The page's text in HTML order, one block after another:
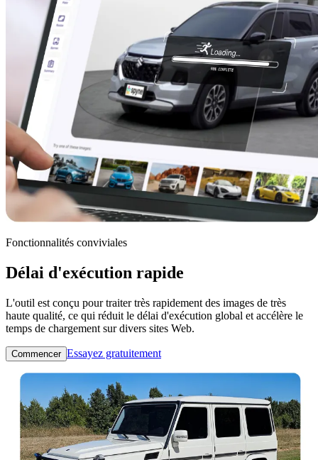
Fonctionnalités conviviales
Délai d'exécution rapide
L'outil est conçu pour traiter très rapidement des images de très
haute qualité, ce qui réduit le délai d'exécution global et accélère le
temps de chargement sur divers sites Web.
Commencer Essayez gratuitement